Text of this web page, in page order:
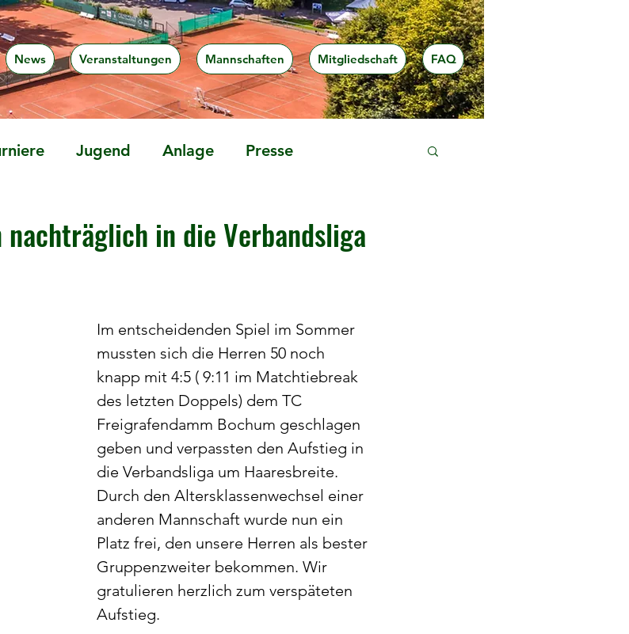
News Veranstaltungen Mannschaften Mitgliedschaft FAQ
Jugend Anlage Presse
in die Verbandsliga
Im entscheidenden Spiel im Sommer
mussten sich die Herren 50 noch
knapp mit 4:5 ( 9:11 im Matchtiebreak
des letzten Doppels) dem TC
Freigrafendamm Bochum geschlagen
geben und verpassten den Aufstieg in
die Verbandsliga um Haaresbreite.
Durch den Altersklassenwechsel einer
anderen Mannschaft wurde nun ein
Platz frei, den unsere Herren als bester
Gruppenzweiter bekommen. Wir
gratulieren herzlich zum verspäteten
Aufstieg.